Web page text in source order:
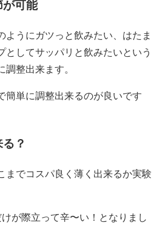
が可能
ようにガツっと飲みたい、はたま
としてサッパリと飲みたいという
調整出来ます。
簡単に調整出来るのが良いです
？
までコスパ良く薄く出来るか実験
が際立って辛〜い！となりまし